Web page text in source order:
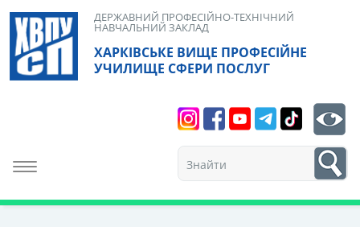
Skip
content
ХАРКІВСЬКЕ ВИЩЕ ПРОФЕСІЙНЕ
УЧИЛИЩЕ СФЕРИ ПОСЛУГ
ДЕРЖАВНИЙ ПРОФЕСІЙНО-ТЕХНІЧНИЙ
НАВЧАЛЬНИЙ ЗАКЛАД
Toggle navigation
1